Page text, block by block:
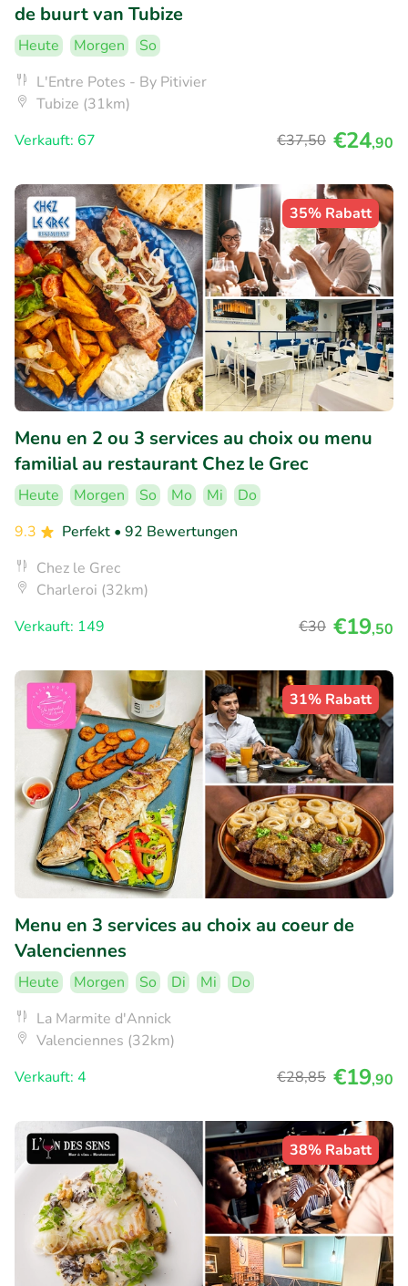
de buurt van Tubize
Heute Morgen
So
L'Entre Potes - By Pitivier
Tubize (31km)
Verkauft: 67
€37,50 €24,90
35% Rabatt
Menu en 2 ou 3 services au choix ou menu
familial au restaurant Chez le Grec
Heute Morgen So Mo Mi
Do
9.3
Perfekt • 92 Bewertungen
Chez le Grec
Charleroi (32km)
Verkauft: 149
€30 €19,50
31% Rabatt
Menu en 3 services au choix au coeur de
Valenciennes
Heute Morgen So Di Mi
Do
La Marmite d'Annick
Valenciennes (32km)
Verkauft: 4
€28,85 €19,90
38% Rabatt